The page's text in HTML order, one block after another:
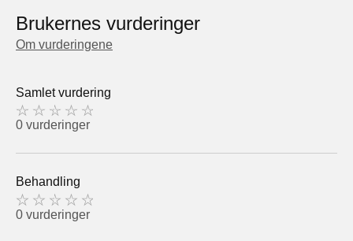
Brukernes vurderinger
Om vurderingene
Samlet vurdering
0 vurderinger
Behandling
0 vurderinger